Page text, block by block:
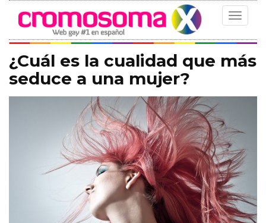
Toggle
¿Cuál es la cualidad que más
seduce a una mujer?